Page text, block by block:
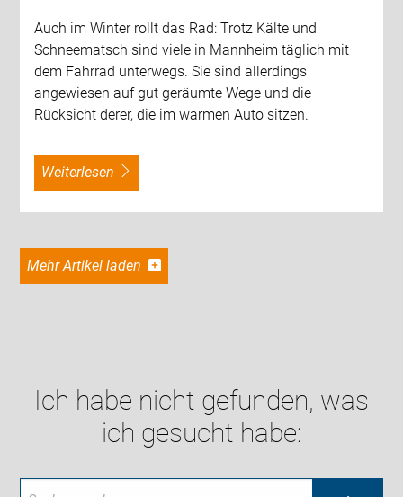
Auch im Winter rollt das Rad: Trotz Kälte und
Schneematsch sind viele in Mannheim täglich mit
dem Fahrrad unterwegs. Sie sind allerdings
angewiesen auf gut geräumte Wege und die
Rücksicht derer, die im warmen Auto sitzen.
weiterlesen
Mehr Artikel laden
Ich habe nicht gefunden, was
ich gesucht habe: